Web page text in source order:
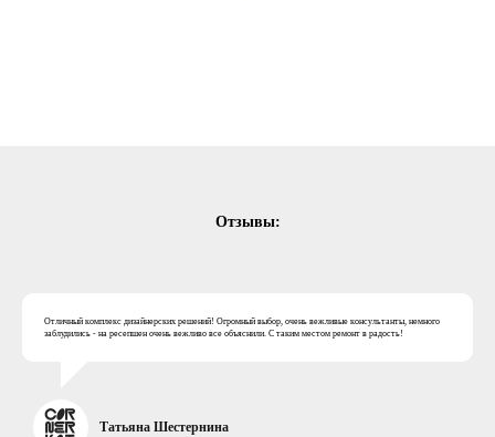
Отзывы:
Отличный комплекс дизайнерских решений! Огромный выбор, очень вежливые консультанты, немного
заблудились - на ресепшен очень вежливо все объяснили. С таким местом ремонт в радость!
Татьяна Шестернина